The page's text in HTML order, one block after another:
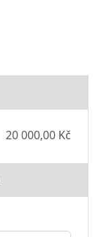
20 000,00 Kč